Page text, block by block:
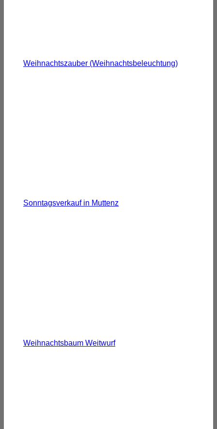
Weihnachtszauber (Weihnachtsbeleuchtung)
Sonntagsverkauf in Muttenz
Weihnachtsbaum Weitwurf